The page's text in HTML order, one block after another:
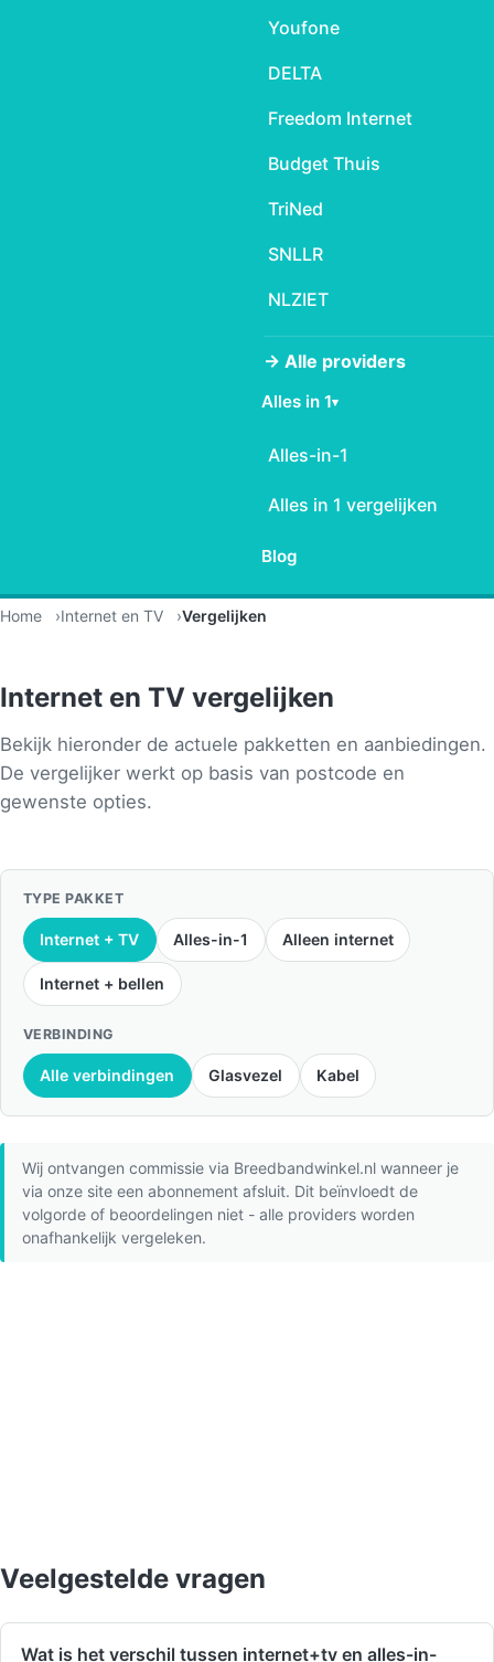
Youfone
DELTA
Freedom Internet
Budget Thuis
TriNed
SNLLR
NLZIET
→ Alle providers
Alles in 1▾
Alles-in-1
Alles in 1 vergelijken
Blog
Home Internet en TV Vergelijken
Internet en TV vergelijken
Bekijk hieronder de actuele pakketten en aanbiedingen.
De vergelijker werkt op basis van postcode en
gewenste opties.
TYPE PAKKET
Internet + TV Alles-in-1 Alleen internet
Internet + bellen
VERBINDING
Alle verbindingen Glasvezel Kabel
Wij ontvangen commissie via Breedbandwinkel.nl wanneer je
via onze site een abonnement afsluit. Dit beïnvloedt de
volgorde of beoordelingen niet - alle providers worden
onafhankelijk vergeleken.
Veelgestelde vragen
Wat is het verschil tussen internet+tv en alles-in-